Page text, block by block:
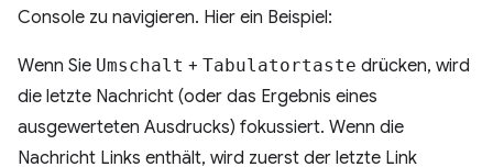
Console zu navigieren. Hier ein Beispiel:
Wenn Sie Umschalt + Tabulatortaste drücken, wird
die letzte Nachricht (oder das Ergebnis eines
ausgewerteten Ausdrucks) fokussiert. Wenn die
Nachricht Links enthält, wird zuerst der letzte Link